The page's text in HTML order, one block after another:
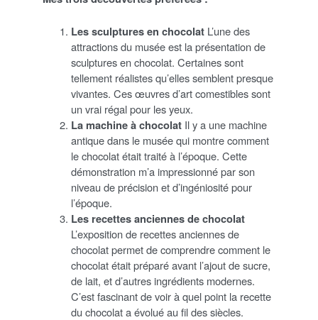
Les sculptures en chocolat L’une des
attractions du musée est la présentation de
sculptures en chocolat. Certaines sont
tellement réalistes qu’elles semblent presque
vivantes. Ces œuvres d’art comestibles sont
un vrai régal pour les yeux.
La machine à chocolat Il y a une machine
antique dans le musée qui montre comment
le chocolat était traité à l’époque. Cette
démonstration m’a impressionné par son
niveau de précision et d’ingéniosité pour
l’époque.
Les recettes anciennes de chocolat
L’exposition de recettes anciennes de
chocolat permet de comprendre comment le
chocolat était préparé avant l’ajout de sucre,
de lait, et d’autres ingrédients modernes.
C’est fascinant de voir à quel point la recette
du chocolat a évolué au fil des siècles.